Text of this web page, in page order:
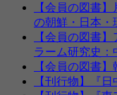
【会員の図書
の朝鮮・日本・
【会員の図書
ラーム研究史：
【会員の図書
【刊行物】『